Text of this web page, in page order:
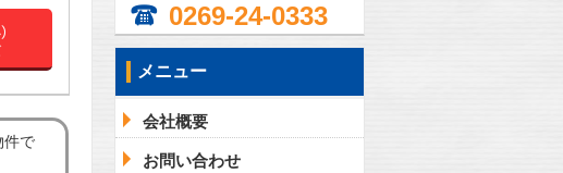
件で
0269-24-0333
メニュー
会社概要
お問い合わせ